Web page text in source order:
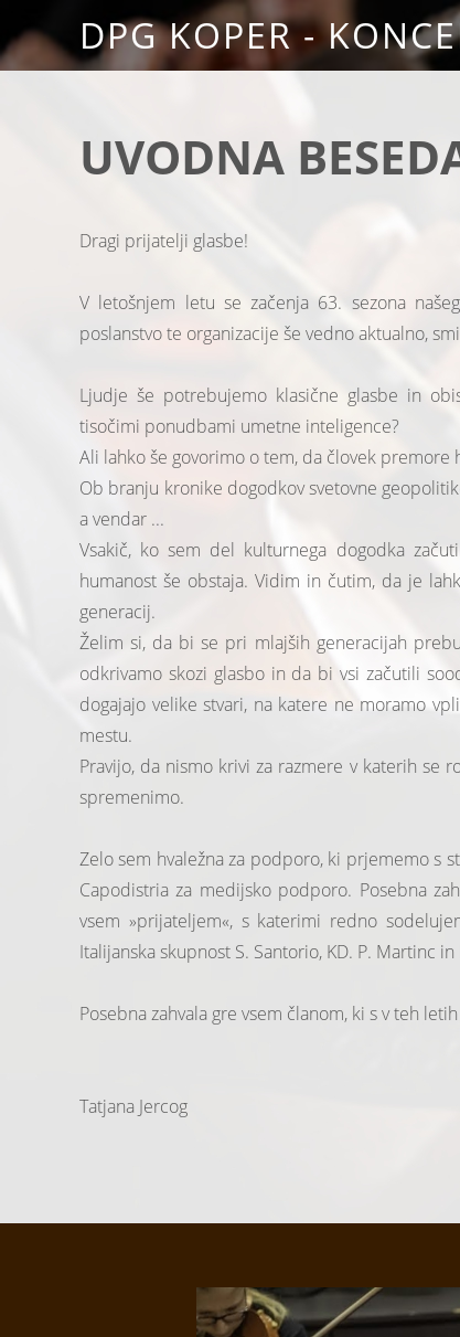
DPG KOPER -
UVODNA
Dragi prijatelji glasbe!
V letošnjem letu se začenja 63. sezona
poslanstvo te organizacije še vedno aktualno,
Ljudje še potrebujemo klasične glasbe in
tisočimi ponudbami umetne inteligence?
Ali lahko še govorimo o tem, da človek
Ob branju kronike dogodkov svetovne
a vendar ...
Vsakič, ko sem del kulturnega dogodka
humanost še obstaja. Vidim in čutim, da je
generacij.
Želim si, da bi se pri mlajših generacijah
odkrivamo skozi glasbo in da bi vsi začutili
dogajajo velike stvari, na katere ne moramo
mestu.
Pravijo, da nismo krivi za razmere v katerih se
spremenimo.
Zelo sem hvaležna za podporo, ki prjememo s
Capodistria za medijsko podporo. Posebna
vsem »prijateljem«, s katerimi redno
Italijanska skupnost S. Santorio, KD. P. Martinc
Posebna zahvala gre vsem članom, ki s v teh
Tatjana Jercog